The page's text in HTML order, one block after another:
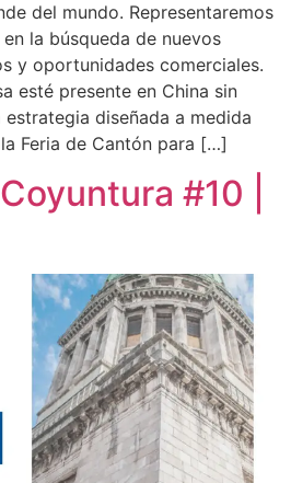
del mundo. Representaremos
la búsqueda de nuevos
y oportunidades comerciales.
esté presente en China sin
estrategia diseñada a medida
Feria de Cantón para […]
#10 |